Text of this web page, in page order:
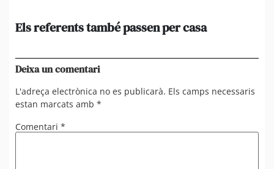
Els referents també passen per casa
Deixa un comentari
L'adreça electrònica no es publicarà. Els camps necessaris
estan marcats amb *
Comentari *